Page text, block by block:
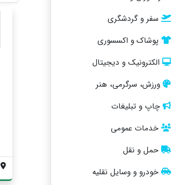
سفر و گردشگری
پوشاک و اکسسوری
الکترونیک و دیجیتال
ورزش، سرگرمی، هنر
چاپ و تبلیغات
خدمات عمومی
حمل و نقل
خودرو و وسایل نقلیه